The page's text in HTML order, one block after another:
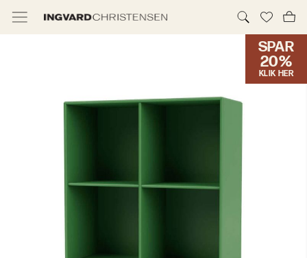
SPAR
20%
KLIK HER